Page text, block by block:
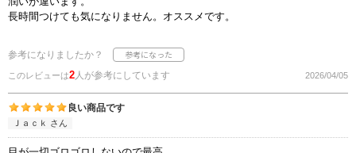
長時間つけても気になりません。オススメです。
参考になりましたか？
このレビューは2人が参考にしています 2026/04/05
良い商品です
Ｊａｃｋ さん